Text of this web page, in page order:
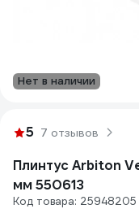
Нет в наличии
5 7 отзывов
Плинтус Arbiton
мм 550613
Код товара: 25948205